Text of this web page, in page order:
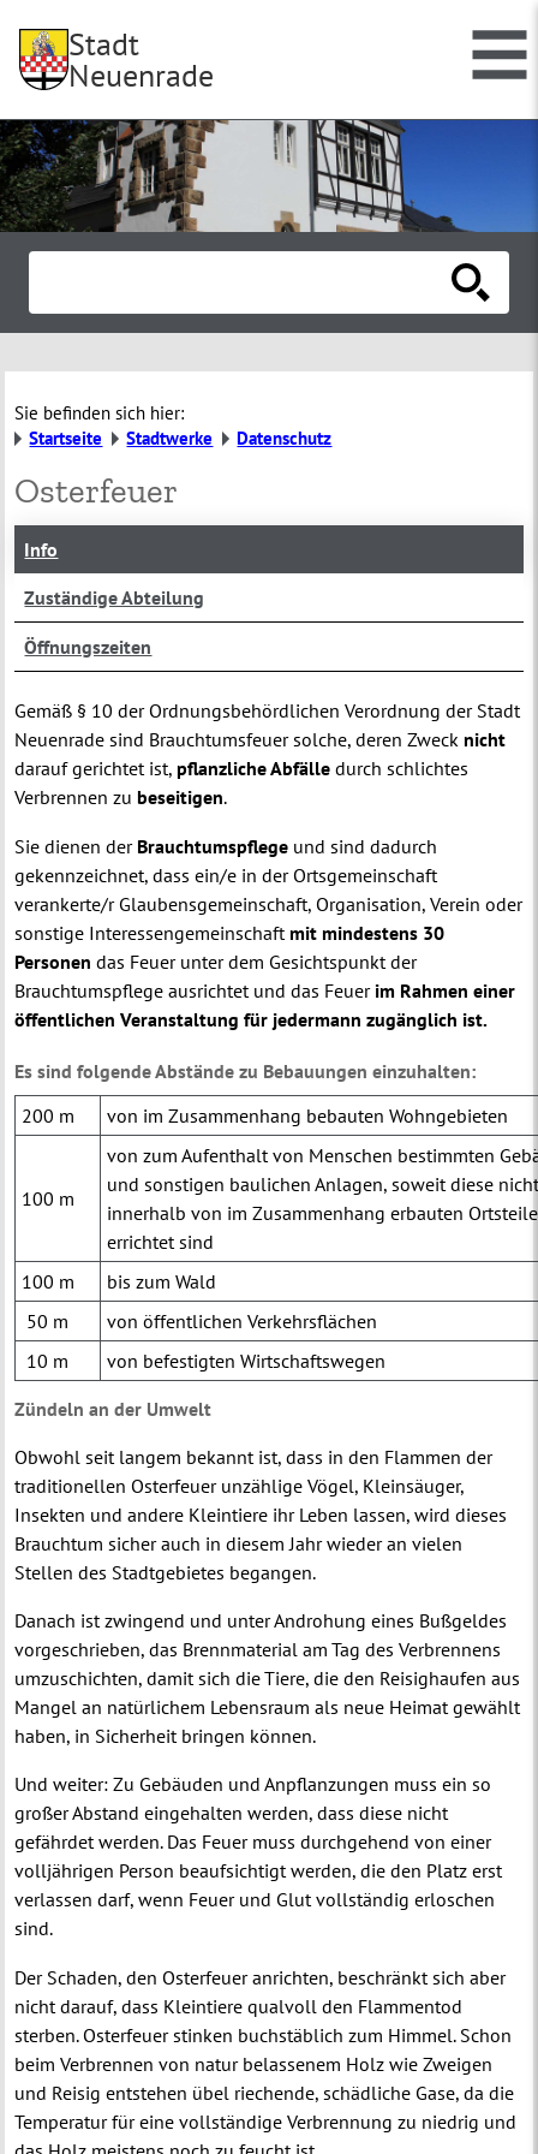
Stadt
Neuenrade
Sie befinden sich hier:
Startseite
Stadtwerke Datenschutz
Osterfeuer
Info
Zuständige Abteilung
Öffnungszeiten
Gemäß § 10 der Ordnungsbehördlichen Verordnung der Stadt
Neuenrade sind Brauchtumsfeuer solche, deren Zwecknicht
darauf gerichtet ist,pflanzliche Abfälle durch schlichtes
Verbrennen zubeseitigen.
Sie dienen der Brauchtumspflege und sind dadurch
gekennzeichnet, dass ein/e in der Ortsgemeinschaft
verankerte/r Glaubensgemeinschaft, Organisation, Verein oder
sonstige Interessengemeinschaftmit mindestens 30
Personen das Feuer unter dem Gesichtspunkt der
Brauchtumspflege ausrichtet und das Feuer im Rahmen einer
öffentlichen Veranstaltung für jedermann zugänglich ist.
Es sind folgende Abstände zu Bebauungen einzuhalten:
200 m
von im Zusammenhang bebauten Wohngebieten
100 m
von zum Aufenthalt von Menschen bestimmten
und sonstigen baulichen Anlagen, soweit diese
innerhalb von im Zusammenhang erbauten
errichtet sind
100 m
bis zum Wald
50 m
von öffentlichen Verkehrsflächen
10 m
von befestigten Wirtschaftswegen
Zündeln an der Umwelt
Obwohl seit langem bekannt ist, dass in den Flammen der
traditionellen Osterfeuer unzählige Vögel, Kleinsäuger,
Insekten und andere Kleintiere ihr Leben lassen, wird dieses
Brauchtum sicher auch in diesem Jahr wieder an vielen
Stellen des Stadtgebietes begangen.
Danach ist zwingend und unter Androhung eines Bußgeldes
vorgeschrieben, das Brennmaterial am Tag des Verbrennens
umzuschichten, damit sich die Tiere, die den Reisighaufen aus
Mangel an natürlichem Lebensraum als neue Heimat gewählt
haben, in Sicherheit bringen können.
Und weiter: Zu Gebäuden und Anpflanzungen muss ein so
großer Abstand eingehalten werden, dass diese nicht
gefährdet werden. Das Feuer muss durchgehend von einer
volljährigen Person beaufsichtigt werden, die den Platz erst
verlassen darf, wenn Feuer und Glut vollständig erloschen
sind.
Der Schaden, den Osterfeuer anrichten, beschränkt sich aber
nicht darauf, dass Kleintiere qualvoll den Flammentod
sterben. Osterfeuer stinken buchstäblich zum Himmel. Schon
beim Verbrennen von natur belassenem Holz wie Zweigen
und Reisig entstehen übel riechende, schädliche Gase, da die
Temperatur für eine vollständige Verbrennung zu niedrig und